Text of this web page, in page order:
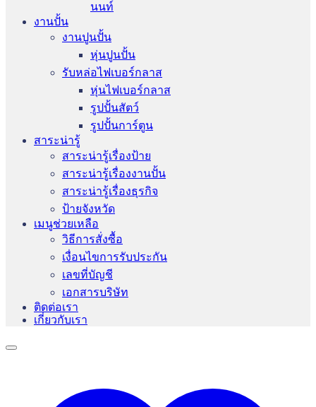
นนท์
งานปั้น
งานปูนปั้น
หุ่นปูนปั้น
รับหล่อไฟเบอร์กลาส
หุ่นไฟเบอร์กลาส
รูปปั้นสัตว์
รูปปั้นการ์ตูน
สาระน่ารู้
สาระน่ารู้เรื่องป้าย
สาระน่ารู้เรื่องงานปั้น
สาระน่ารู้เรื่องธุรกิจ
ป้ายจังหวัด
เมนูช่วยเหลือ
วิธีการสั่งซื้อ
เงื่อนไขการรับประกัน
เลขที่บัญชี
เอกสารบริษัท
ติดต่อเรา
เกี่ยวกับเรา